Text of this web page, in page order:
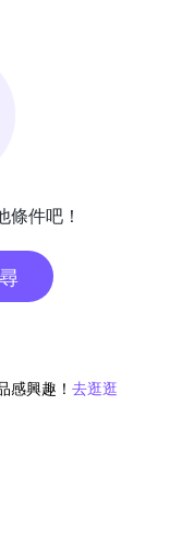
件吧！
感興趣！ 去逛逛